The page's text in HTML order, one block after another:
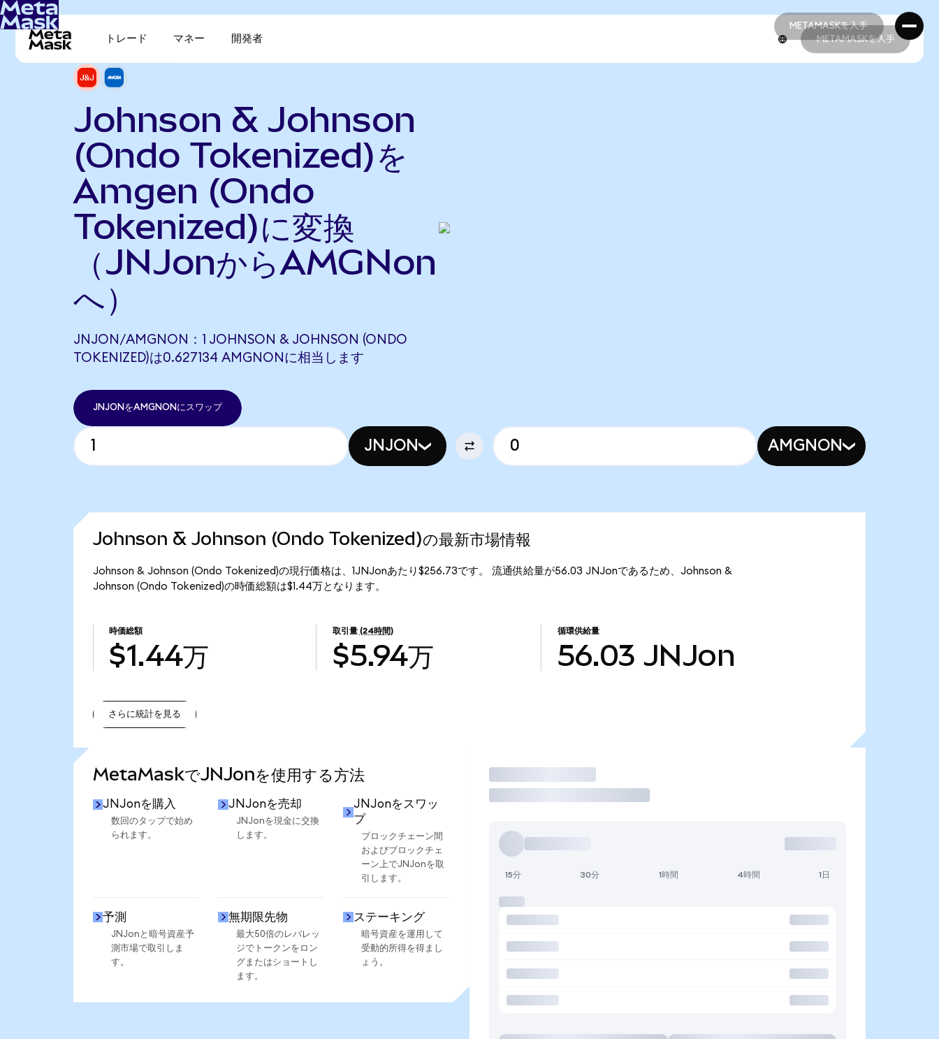
METAMASKを入手
METAMASKを入手
トレード マネー 開発者 METAMASKを入手
Johnson & Johnson
(Ondo Tokenized)を
Amgen (Ondo
Tokenized)に変換
（JNJonからAMGNon
へ）
JNJON/AMGNON：1 JOHNSON & JOHNSON (ONDO
TOKENIZED)は0.627134 AMGNONに相当します
JNJONをAMGNONにスワップ
JNJON AMGNON
Johnson & Johnson (Ondo Tokenized)の最新市場情報
Johnson & Johnson (Ondo Tokenized)の現行価格は、1JNJonあたり$256.73です。 流通供給量が56.03 JNJonであるため、Johnson &
Johnson (Ondo Tokenized)の時価総額は$1.44万となります。
時価総額
$1.44万
取引量 (24時間)
$5.94万
循環供給量
56.03 JNJon
さらに統計を見る
MetaMaskでJNJonを使用する方法
JNJonを購入
数回のタップで始め
られます。
JNJonを売却
JNJonを現金に交換
します。
JNJonをスワッ
プ
ブロックチェーン間
およびブロックチェ
ーン上でJNJonを取
引します。
予測
JNJonと暗号資産予
測市場で取引しま
す。
無期限先物
最大50倍のレバレッ
ジでトークンをロン
グまたはショートし
ます。
ステーキング
暗号資産を運用して
受動的所得を得まし
ょう。
取引
15分 30分 1時間 4時間 1日